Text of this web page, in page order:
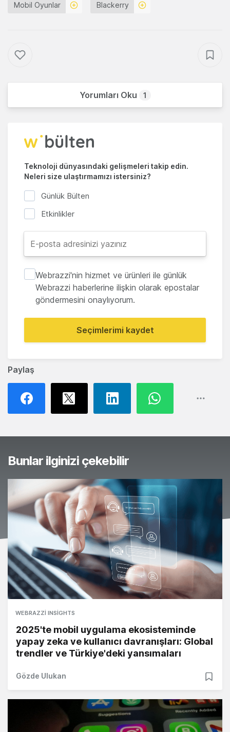
Paylaş
Mobil Oyunlar Blackerry
Yorumları Oku 1
Teknoloji dünyasındaki gelişmeleri takip edin.
Neleri size ulaştırmamızı istersiniz?
Günlük Bülten
Etkinlikler
Webrazzi'nin hizmet ve ürünleri ile günlük
Webrazzi haberlerine ilişkin olarak epostalar
göndermesini onaylıyorum.
Seçimlerimi kaydet
Bunlar ilginizi çekebilir
WEBRAZZI INSIGHTS
2025'te mobil uygulama ekosisteminde
yapay zeka ve kullanıcı davranışları: Global
trendler ve Türkiye'deki yansımaları
Gözde Ulukan